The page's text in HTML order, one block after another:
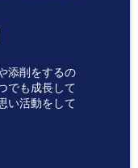
添削をするの
でも成長して
い活動をして